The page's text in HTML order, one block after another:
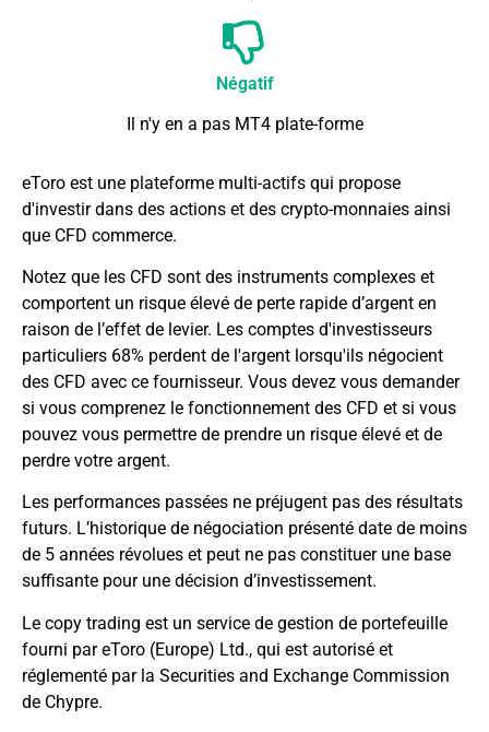
Négatif
Il n'y en a pas MT4plate-forme
eToro est une plateforme multi-actifs qui propose
d'investir dans des actions et des crypto-monnaies ainsi
que CFD commerce.
Notez que les CFD sont des instruments complexes et
comportent un risque élevé de perte rapide d’argent en
raison de l’effet de levier. Les comptes d'investisseurs
particuliers 68% perdent de l'argent lorsqu'ils négocient
des CFD avec ce fournisseur. Vous devez vous demander
si vous comprenez le fonctionnement des CFD et si vous
pouvez vous permettre de prendre un risque élevé et de
perdre votre argent.
Les performances passées ne préjugent pas des résultats
futurs. L’historique de négociation présenté date de moins
de 5 années révolues et peut ne pas constituer une base
suffisante pour une décision d’investissement.
Le copy trading est un service de gestion de portefeuille
fourni par eToro (Europe) Ltd., qui est autorisé et
réglementé par la Securities and Exchange Commission
de Chypre.